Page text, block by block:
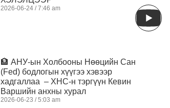
2026-06-24 7:46 am
🏦 АНУ-ын Холбооны Нөөцийн Сан
(Fed) бодлогын хүүгээ хэвээр
хадгаллаа – ХНС-н тэргүүн Кевин
Варшийн анхны хурал
2026-06-23 5:03 am